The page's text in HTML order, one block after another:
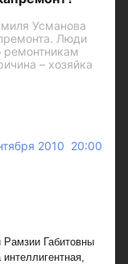
Усманова
Люди
ремонтникам
– хозяйка
2010 20:00
Рамзии Габитовны